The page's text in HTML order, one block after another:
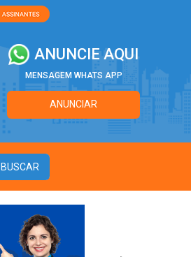
ANUNCIE AQUI
MENSAGEM WHATS APP
ANUNCIAR